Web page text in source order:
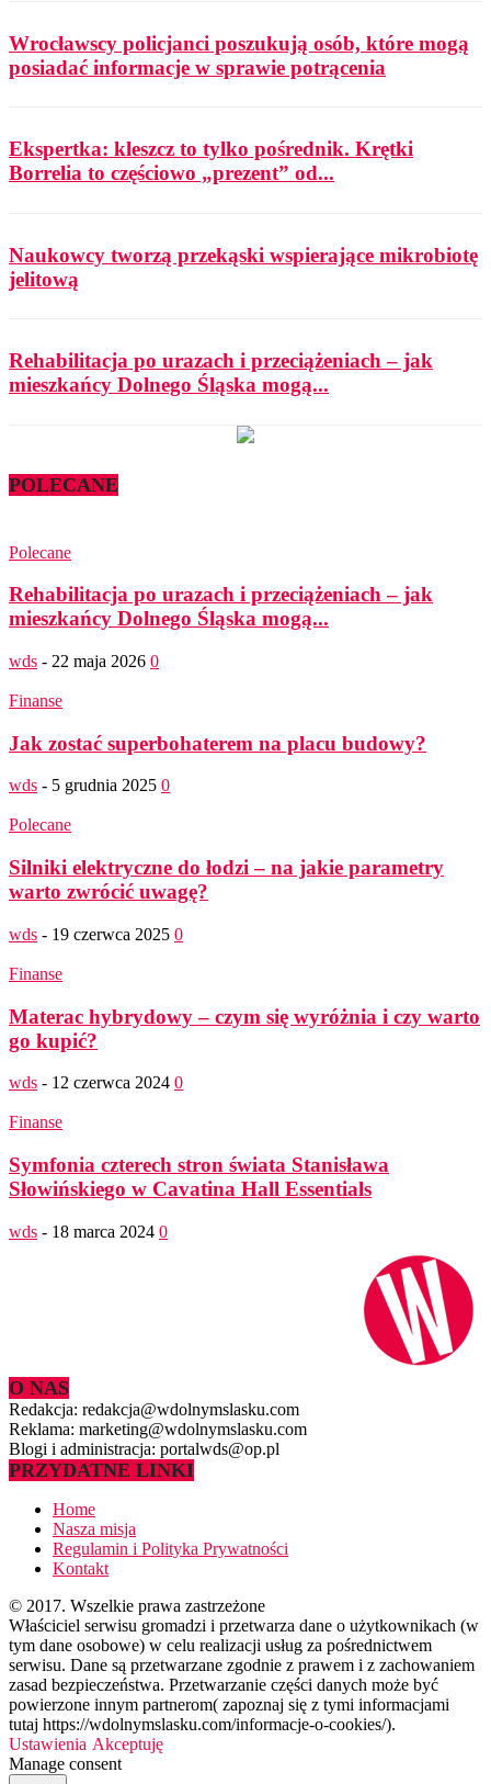
Wrocławscy policjanci poszukują osób, które mogą
posiadać informacje w sprawie potrącenia
Ekspertka: kleszcz to tylko pośrednik. Krętki
Borrelia to częściowo „prezent” od...
Naukowcy tworzą przekąski wspierające mikrobiotę
jelitową
Rehabilitacja po urazach i przeciążeniach – jak
mieszkańcy Dolnego Śląska mogą...
POLECANE
Polecane
Rehabilitacja po urazach i przeciążeniach – jak
mieszkańcy Dolnego Śląska mogą...
wds - 22 maja 2026 0
Finanse
Jak zostać superbohaterem na placu budowy?
wds - 5 grudnia 2025 0
Polecane
Silniki elektryczne do łodzi – na jakie parametry
warto zwrócić uwagę?
wds - 19 czerwca 2025 0
Finanse
Materac hybrydowy – czym się wyróżnia i czy warto
go kupić?
wds - 12 czerwca 2024 0
Finanse
Symfonia czterech stron świata Stanisława
Słowińskiego w Cavatina Hall Essentials
wds - 18 marca 2024 0
O NAS
Redakcja: redakcja@wdolnymslasku.com
Reklama: marketing@wdolnymslasku.com
Blogi i administracja: portalwds@op.pl
PRZYDATNE LINKI
Home
Nasza misja
Regulamin i Polityka Prywatności
Kontakt
© 2017. Wszelkie prawa zastrzeżone
Właściciel serwisu gromadzi i przetwarza dane o użytkownikach (w
tym dane osobowe) w celu realizacji usług za pośrednictwem
serwisu. Dane są przetwarzane zgodnie z prawem i z zachowaniem
zasad bezpieczeństwa. Przetwarzanie części danych może być
powierzone innym partnerom( zapoznaj się z tymi informacjami
tutaj https://wdolnymslasku.com/informacje-o-cookies/).
Ustawienia Akceptuję
Manage consent